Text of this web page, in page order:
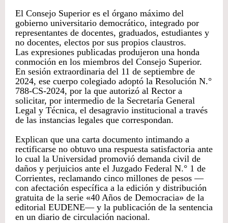
El Consejo Superior es el órgano máximo del
gobierno universitario democrático, integrado por
representantes de docentes, graduados, estudiantes y
no docentes, electos por sus propios claustros.
Las expresiones publicadas produjeron una honda
conmoción en los miembros del Consejo Superior.
En sesión extraordinaria del 11 de septiembre de
2024, ese cuerpo colegiado adoptó la Resolución N.°
788-CS-2024, por la que autorizó al Rector a
solicitar, por intermedio de la Secretaría General
Legal y Técnica, el desagravio institucional a través
de las instancias legales que correspondan.
Explican que una carta documento intimando a
rectificarse no obtuvo una respuesta satisfactoria ante
lo cual la Universidad promovió demanda civil de
daños y perjuicios ante el Juzgado Federal N.° 1 de
Corrientes, reclamando cinco millones de pesos —
con afectación específica a la edición y distribución
gratuita de la serie «40 Años de Democracia» de la
editorial EUDENE— y la publicación de la sentencia
en un diario de circulación nacional.